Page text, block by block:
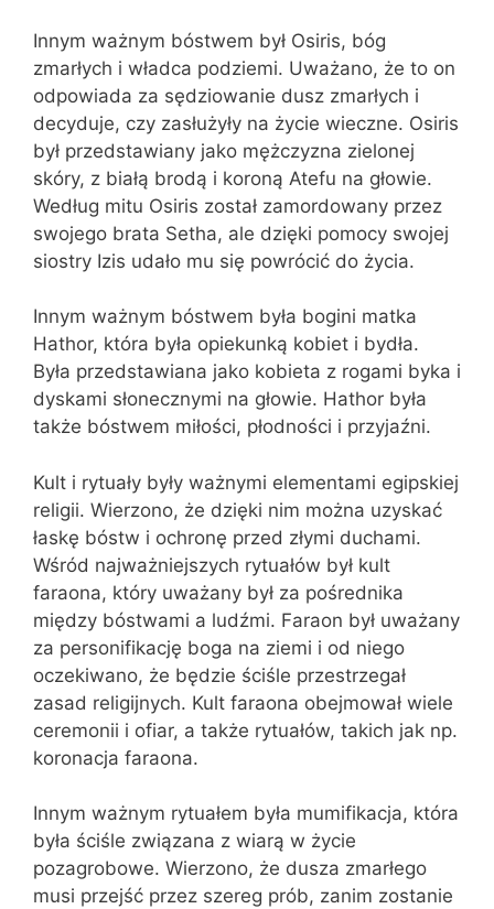
Innym ważnym bóstwem był Osiris, bóg
zmarłych i władca podziemi. Uważano, że to on
odpowiada za sędziowanie dusz zmarłych i
decyduje, czy zasłużyły na życie wieczne. Osiris
był przedstawiany jako mężczyzna zielonej
skóry, z białą brodą i koroną Atefu na głowie.
Według mitu Osiris został zamordowany przez
swojego brata Setha, ale dzięki pomocy swojej
siostry Izis udało mu się powrócić do życia.
Innym ważnym bóstwem była bogini matka
Hathor, która była opiekunką kobiet i bydła.
Była przedstawiana jako kobieta z rogami byka i
dyskami słonecznymi na głowie. Hathor była
także bóstwem miłości, płodności i przyjaźni.
Kult i rytuały były ważnymi elementami egipskiej
religii. Wierzono, że dzięki nim można uzyskać
łaskę bóstw i ochronę przed złymi duchami.
Wśród najważniejszych rytuałów był kult
faraona, który uważany był za pośrednika
między bóstwami a ludźmi. Faraon był uważany
za personifikację boga na ziemi i od niego
oczekiwano, że będzie ściśle przestrzegał
zasad religijnych. Kult faraona obejmował wiele
ceremonii i ofiar, a także rytuałów, takich jak np.
koronacja faraona.
Innym ważnym rytuałem była mumifikacja, która
była ściśle związana z wiarą w życie
pozagrobowe. Wierzono, że dusza zmarłego
musi przejść przez szereg prób, zanim zostanie